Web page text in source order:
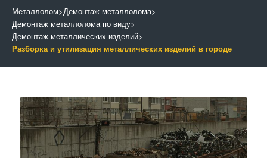
Металлолом>Демонтаж металлолома>
Демонтаж металлолома по виду>
Демонтаж металлических изделий>
Разборка и утилизация металлических изделий в городе